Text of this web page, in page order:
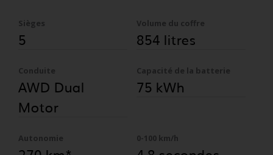
Sièges
5
Volume du coffre
854 litres
Conduite
AWD Dual
Motor
Capacité de la batterie
75 kWh
Autonomie 0-100 km/h